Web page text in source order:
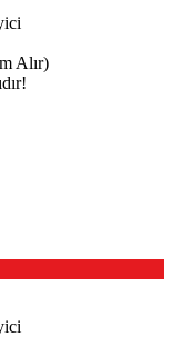
Alır)